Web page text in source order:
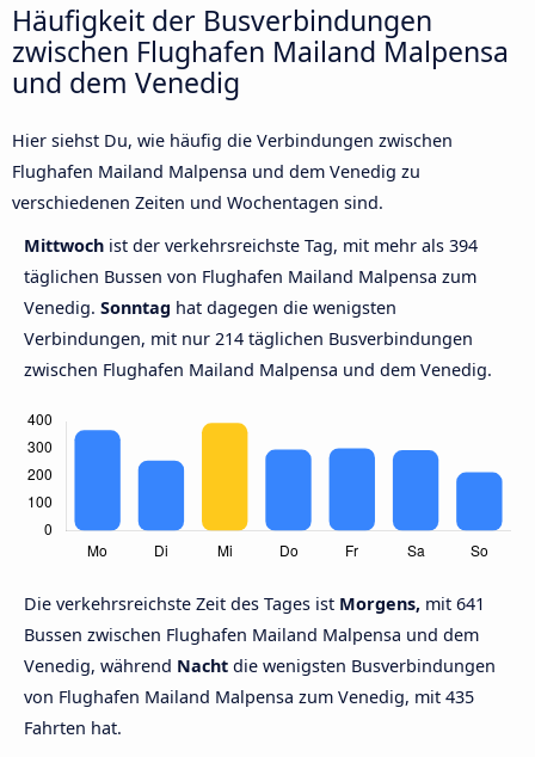
Häufigkeit der Busverbindungen
zwischen Flughafen Mailand Malpensa
und dem Venedig
Hier siehst Du, wie häufig die Verbindungen zwischen
Flughafen Mailand Malpensa und dem Venedig zu
verschiedenen Zeiten und Wochentagen sind.
Mittwoch ist der verkehrsreichste Tag, mit mehr als 394
täglichen Bussen von Flughafen Mailand Malpensa zum
Venedig. Sonntag hat dagegen die wenigsten
Verbindungen, mit nur 214 täglichen Busverbindungen
zwischen Flughafen Mailand Malpensa und dem Venedig.
Die verkehrsreichste Zeit des Tages ist Morgens, mit 641
Bussen zwischen Flughafen Mailand Malpensa und dem
Venedig, während Nacht die wenigsten Busverbindungen
von Flughafen Mailand Malpensa zum Venedig, mit 435
Fahrten hat.